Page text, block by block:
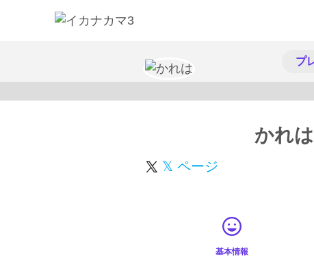
プ
かれは
𝕏 ページ
基本情報